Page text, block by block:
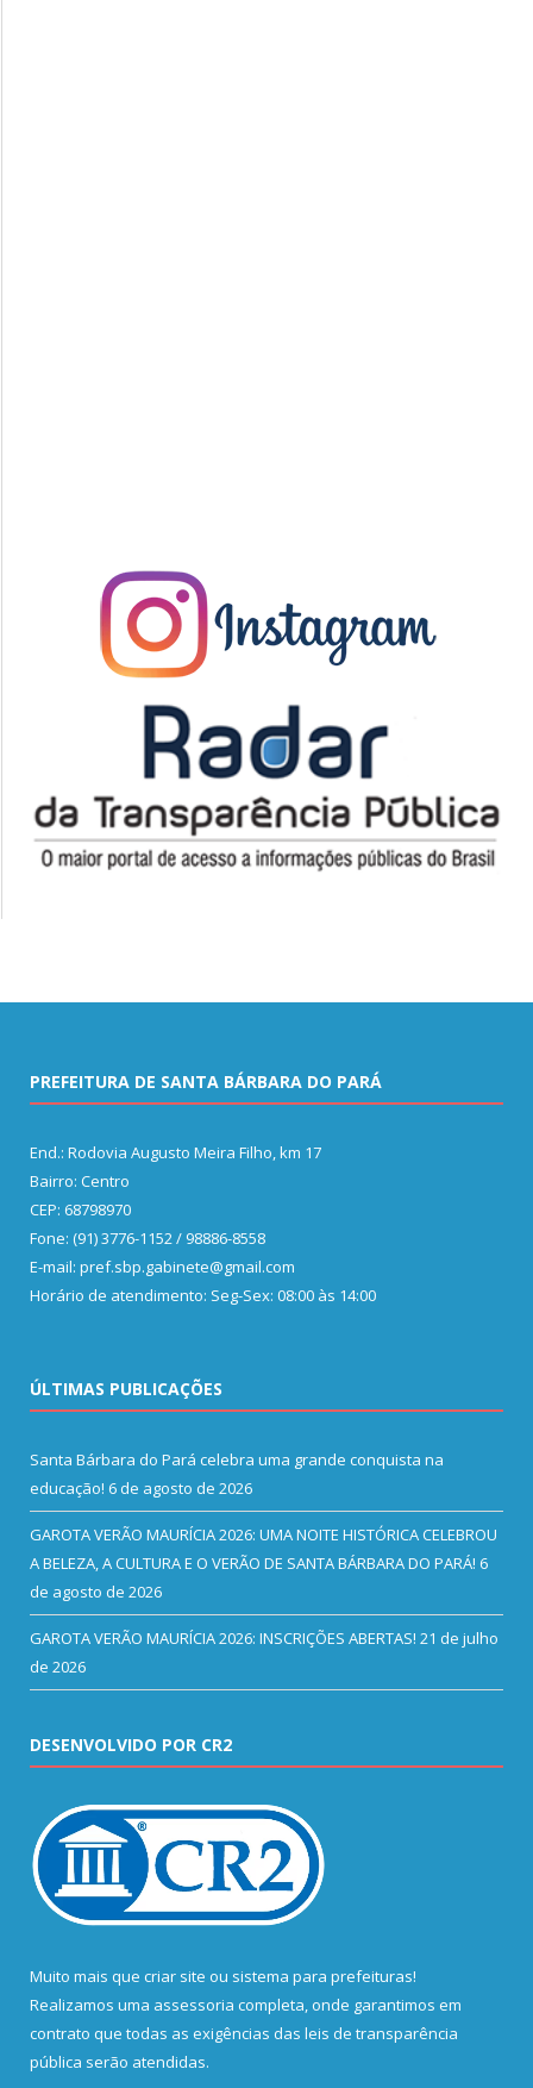
PREFEITURA DE SANTA BÁRBARA DO PARÁ
End.: Rodovia Augusto Meira Filho, km 17
Bairro: Centro
CEP: 68798970
Fone: (91) 3776-1152 / 98886-8558
E-mail: pref.sbp.gabinete@gmail.com
Horário de atendimento: Seg-Sex: 08:00 às 14:00
ÚLTIMAS PUBLICAÇÕES
Santa Bárbara do Pará celebra uma grande conquista na
educação! 6 de agosto de 2026
GAROTA VERÃO MAURÍCIA 2026: UMA NOITE HISTÓRICA CELEBROU
A BELEZA, A CULTURA E O VERÃO DE SANTA BÁRBARA DO PARÁ! 6
de agosto de 2026
GAROTA VERÃO MAURÍCIA 2026: INSCRIÇÕES ABERTAS! 21 de julho
de 2026
DESENVOLVIDO POR CR2
Muito mais que criar site ou sistema para prefeituras!
Realizamos uma assessoria completa, onde garantimos em
contrato que todas as exigências das leis de transparência
pública serão atendidas.